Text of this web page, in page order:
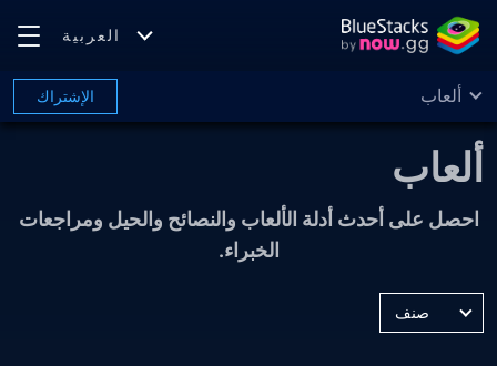
العربية
ألعاب الإشتراك
ألعاب
احصل على أحدث أدلة الألعاب والنصائح والحيل ومراجعات
الخبراء.
صنف